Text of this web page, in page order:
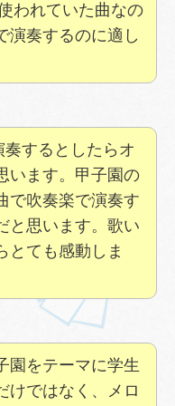
われていた曲なの
演奏するのに適し
するとしたらオ
います。甲子園の
で吹奏楽で演奏す
と思います。歌い
とても感動しま
園をテーマに学生
けではなく、メロ